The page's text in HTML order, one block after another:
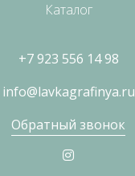
Каталог
+7 923 556 14 98
info@lavkagrafinya.ru
Обратный звонок